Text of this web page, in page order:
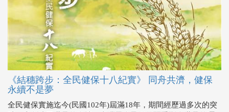
《結穗跨步：全民健保十八紀實》 同舟共濟，健保
永續不是夢
全民健保實施迄今(民國102年)屆滿18年，期間經歷過多次的突